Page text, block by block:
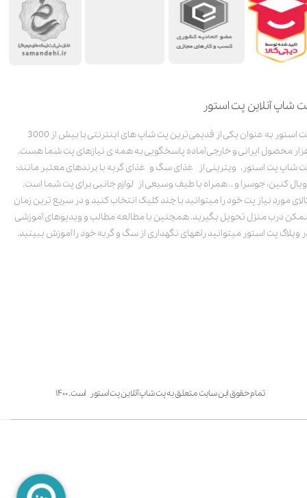
شاپ آنلاین پت استور
پت استور به عنوان یکی از قدیمی‌ترین پت شاپ های اینترنتی با بیش از 3000
محصول ایرانی و خارجی آماده پاسخگویی به همه ی نیازهای پت شما هست.
شاپ پت استور، ویترینی از غذای سگ و غذای گربه با برندهای معتبر مانند:
کنین، جوسرا و .. همراه با طیف وسیعی از لوازم جانبی برای پت شما است.
مورد نیاز پت خود را میتوانید با چند کلیک انتخاب کنید و در سریع ترین زمان
درب منزل تحویل بگیرید. همچنین با مطالعه مطالب و ویدیوهای آموزشی
وبلاگ پت استور میتوانید راههای نگهداری از سگ و گربه خود را آموزش ببینید.
تمام حقوق این سایت متعلق به پت شاپ آنلاین پت استور است. ۱۴۰۰